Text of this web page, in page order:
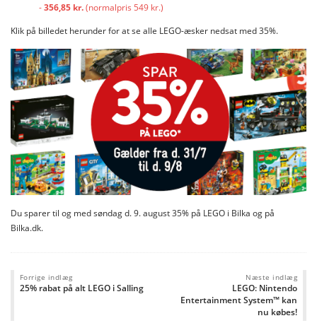
-356,85 kr.(normalpris 549 kr.)
Klik på billedet herunder for at se alle LEGO-æsker nedsat med 35%.
Du sparer til og med søndag d. 9. august 35% på LEGO i Bilka og på
Bilka.dk.
Forrige indlæg
25% rabat på alt LEGO i Salling
Næste indlæg
LEGO: Nintendo
Entertainment System™ kan
nu købes!